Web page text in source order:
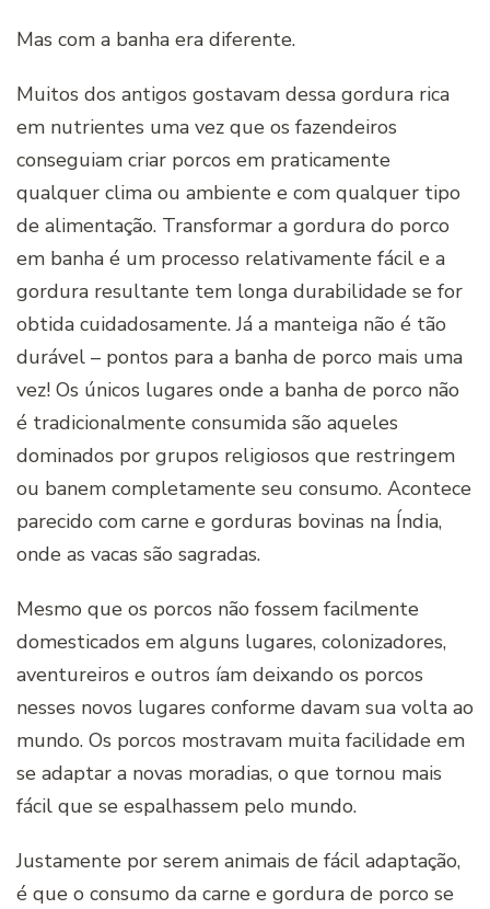
Mas com a banha era diferente.
Muitos dos antigos gostavam dessa gordura rica
em nutrientes uma vez que os fazendeiros
conseguiam criar porcos em praticamente
qualquer clima ou ambiente e com qualquer tipo
de alimentação. Transformar a gordura do porco
em banha é um processo relativamente fácil e a
gordura resultante tem longa durabilidade se for
obtida cuidadosamente. Já a manteiga não é tão
durável – pontos para a banha de porco mais uma
vez! Os únicos lugares onde a banha de porco não
é tradicionalmente consumida são aqueles
dominados por grupos religiosos que restringem
ou banem completamente seu consumo. Acontece
parecido com carne e gorduras bovinas na Índia,
onde as vacas são sagradas.
Mesmo que os porcos não fossem facilmente
domesticados em alguns lugares, colonizadores,
aventureiros e outros íam deixando os porcos
nesses novos lugares conforme davam sua volta ao
mundo. Os porcos mostravam muita facilidade em
se adaptar a novas moradias, o que tornou mais
fácil que se espalhassem pelo mundo.
Justamente por serem animais de fácil adaptação,
é que o consumo da carne e gordura de porco se